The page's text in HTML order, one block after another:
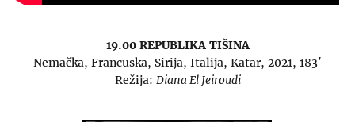
19.00 REPUBLIKA TIŠINA
Nemačka, Francuska, Sirija, Italija, Katar, 2021, 183′
Režija: Diana El Jeiroudi